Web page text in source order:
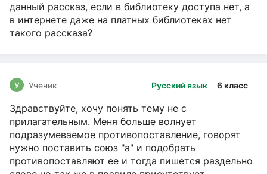
данный рассказ, если в библиотеку доступа нет, а
в интернете даже на платных библиотеках нет
такого рассказа?
Русский язык 6 класс
У Ученик
Здравствуйте, хочу понять тему не с
прилагательным. Меня больше волнует
подразумеваемое противопоставление, говорят
нужно поставить союз "а" и подобрать
противопоставляют ее и тогда пишется раздельно